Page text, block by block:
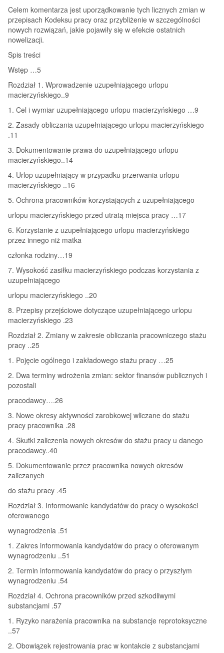
Celem komentarza jest uporządkowanie tych licznych zmian w
przepisach Kodeksu pracy oraz przybliżenie w szczególności
nowych rozwiązań, jakie pojawiły się w efekcie ostatnich
nowelizacji.
Spis treści
Wstęp …5
Rozdział 1. Wprowadzenie uzupełniającego urlopu
macierzyńskiego..9
1. Cel i wymiar uzupełniającego urlopu macierzyńskiego …9
2. Zasady obliczania uzupełniającego urlopu macierzyńskiego
.11
3. Dokumentowanie prawa do uzupełniającego urlopu
macierzyńskiego..14
4. Urlop uzupełniający w przypadku przerwania urlopu
macierzyńskiego ..16
5. Ochrona pracowników korzystających z uzupełniającego
urlopu macierzyńskiego przed utratą miejsca pracy …17
6. Korzystanie z uzupełniającego urlopu macierzyńskiego
przez innego niż matka
członka rodziny…19
7. Wysokość zasiłku macierzyńskiego podczas korzystania z
uzupełniającego
urlopu macierzyńskiego ..20
8. Przepisy przejściowe dotyczące uzupełniającego urlopu
macierzyńskiego .23
Rozdział 2. Zmiany w zakresie obliczania pracowniczego stażu
pracy ..25
1. Pojęcie ogólnego i zakładowego stażu pracy …25
2. Dwa terminy wdrożenia zmian: sektor finansów publicznych i
pozostali
pracodawcy….26
3. Nowe okresy aktywności zarobkowej wliczane do stażu
pracy pracownika .28
4. Skutki zaliczenia nowych okresów do stażu pracy u danego
pracodawcy..40
5. Dokumentowanie przez pracownika nowych okresów
zaliczanych
do stażu pracy .45
Rozdział 3. Informowanie kandydatów do pracy o wysokości
oferowanego
wynagrodzenia .51
1. Zakres informowania kandydatów do pracy o oferowanym
wynagrodzeniu ..51
2. Termin informowania kandydatów do pracy o przyszłym
wynagrodzeniu .54
Rozdział 4. Ochrona pracowników przed szkodliwymi
substancjami .57
1. Ryzyko narażenia pracownika na substancje reprotoksyczne
..57
2. Obowiązek rejestrowania prac w kontakcie z substancjami